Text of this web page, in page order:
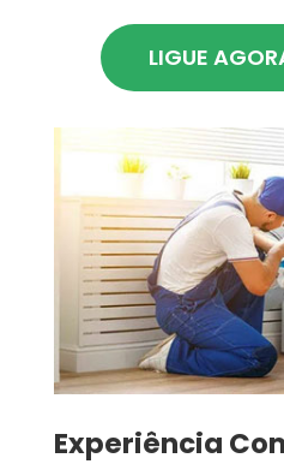
LIGUE
​Experiência